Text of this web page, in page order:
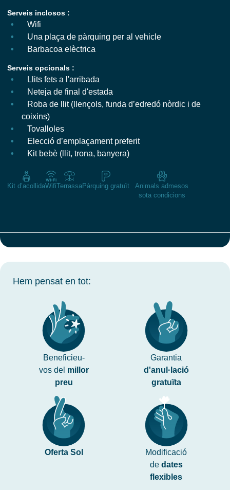
Serveis inclosos :
Wifi
Una plaça de pàrquing per al vehicle
Barbacoa elèctrica
Serveis opcionals :
Llits fets a l'arribada
Neteja de final d'estada
Roba de llit (llençols, funda d’edredó nòrdic i de
coixins)
Tovalloles
Elecció d’emplaçament preferit
Kit bebè (llit, trona, banyera)
Kit d’acollidaWifi TerrassaPàrquing gratuït
Animals admesos
sota condicions
Hem pensat en tot:
Beneficieu-
vos del millor
preu
Garantia
d'anul·lació
gratuïta
Oferta Sol
Modificació
de dates
flexibles